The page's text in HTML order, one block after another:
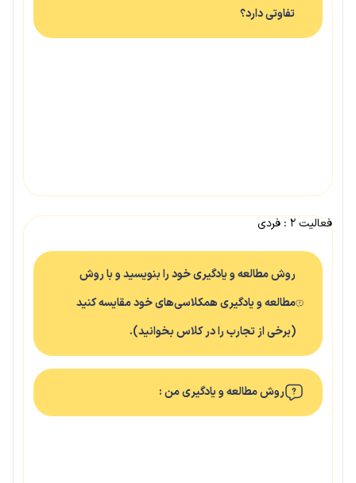
تفاوتی دارد؟
فعالیت ۲ : فردی
روش مطالعه و یادگیری خود را بنویسید و با روش
مطالعه و یادگیری همکلاسی‌های خود مقایسه کنید
(برخی از تجارب را در کلاس بخوانید).
روش مطالعه و یادگیری من :